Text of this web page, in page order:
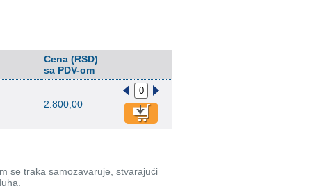
Cena (RSD)
sa PDV-om
2.800,00
se traka samozavaruje, stvarajući